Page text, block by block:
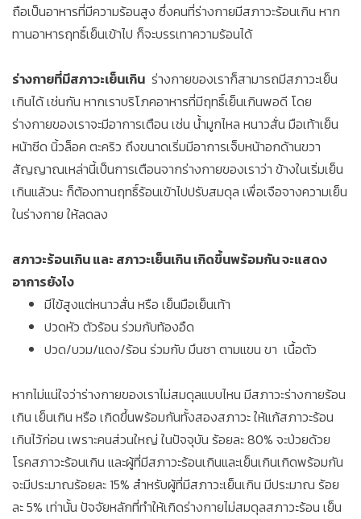
ถือเป็นอาหารที่มีความร้อนสูง ซึ่งคนที่ร่างกายมีสภาวะร้อนเกิน หาก
ทานอาหารฤทธิ์เย็นเข้าไป ก็จะบรรเทาความร้อนได้
ร่างกายที่มีสภาวะเย็นเกิน ร่างกายของเราก็สามารถมีสภาวะเย็น
เกินได้ เช่นกัน หากเราบริโภคอาหารที่มีฤทธิ์เย็นเกินพอดี โดย
ร่างกายของเราจะมีอาการเตือน เช่น น้ำมูกไหล หนาวสั่น มือเท้าเย็น
หน้าซีด นิ้วล็อค ตะคริว ถึงขนาดเริ่มมีอาการเจ็บหน้าอกด้านขวา
สัญญาณเหล่านี้เป็นการเตือนจากร่างกายของเราว่า ข้างในเริ่มเย็น
เกินแล้วนะ ก็ต้องทานฤทธิ์ร้อนเข้าไปปรับสมดุล เพื่อเจือจางความเย็น
ในร่างกาย ให้ลดลง
สภาวะร้อนเกิน และ สภาวะเย็นเกิน เกิดขึ้นพร้อมกัน จะแสดง
อาการยังไง
มีไข้สูงแต่หนาวสั่น หรือ เย็นมือเย็นเท้า
ปวดหัว ตัวร้อน ร่วมกับท้องอืด
ปวด/บวม/แดง/ร้อน ร่วมกับ มึนชา ตามแขน ขา เนื้อตัว
หากไม่แน่ใจว่าร่างกายของเราไม่สมดุลแบบไหน มีสภาวะร่างกายร้อน
เกิน เย็นเกิน หรือ เกิดขึ้นพร้อมกันทั้งสองสภาวะ ให้แก้สภาวะร้อน
เกินไว้ก่อน เพราะคนส่วนใหญ่ ในปัจจุบัน ร้อยละ 80% จะป่วยด้วย
โรคสภาวะร้อนเกิน และผู้ที่มีสภาวะร้อนเกินและเย็นเกินเกิดพร้อมกัน
จะมีประมาณร้อยละ 15% สำหรับผู้ที่มีสภาวะเย็นเกิน มีประมาณ ร้อย
ละ 5% เท่านั้น ปัจจัยหลักที่ทำให้เกิดร่างกายไม่สมดุลสภาวะร้อน เย็น